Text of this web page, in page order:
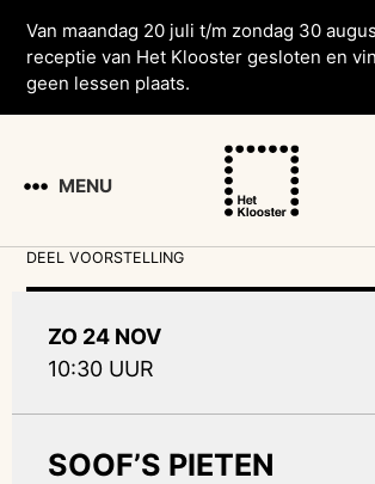
Van maandag 20 juli t/m zondag 30
receptie van Het Klooster gesloten en
geen lessen plaats.
MENU
DEEL VOORSTELLING
ZO 24 NOV
10:30 UUR
SOOF’S PIETEN